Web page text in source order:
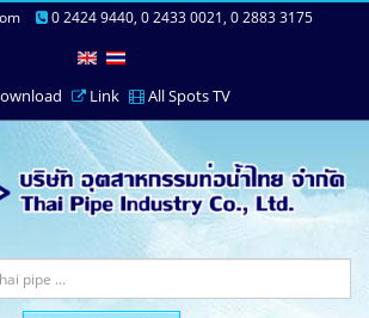
0 2424 9440, 0 2433 0021, 0 2883 3175
Link All Spots TV